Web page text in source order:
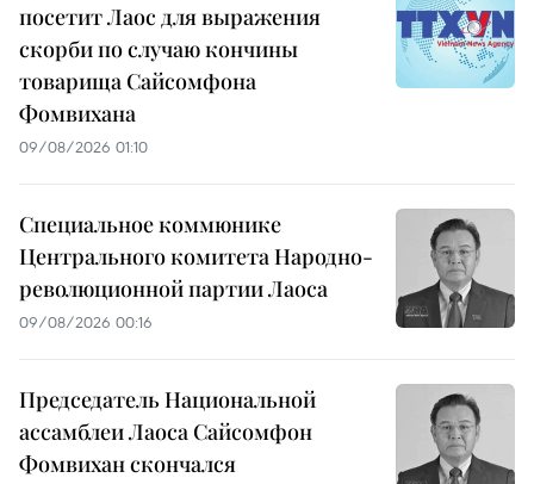
посетит Лаос для выражения
скорби по случаю кончины
товарища Сайсомфона
Фомвихана
09/08/2026 01:10
Специальное коммюнике
Центрального комитета Народно-
революционной партии Лаоса
09/08/2026 00:16
Председатель Национальной
ассамблеи Лаоса Сайсомфон
Фомвихан скончался